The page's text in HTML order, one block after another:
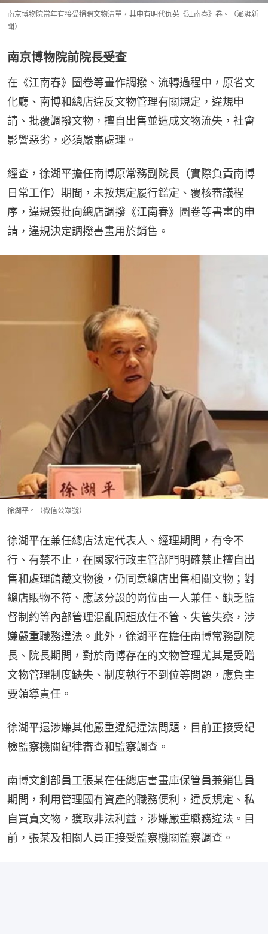
南京博物院當年有接受捐贈文物清單，其中有明代仇英《江南春》卷。（澎湃新
聞）
南京博物院前院長受查
在《江南春》圖卷等畫作調撥、流轉過程中，原省文
化廳、南博和總店違反文物管理有關規定，違規申
請、批覆調撥文物，擅自出售並造成文物流失，社會
影響惡劣，必須嚴肅處理。
經查，徐湖平擔任南博原常務副院長（實際負責南博
日常工作）期間，未按規定履行鑑定、覆核審議程
序，違規簽批向總店調撥《江南春》圖卷等書畫的申
請，違規決定調撥書畫用於銷售。
徐湖平。（微信公眾號）
徐湖平在兼任總店法定代表人、經理期間，有令不
行、有禁不止，在國家行政主管部門明確禁止擅自出
售和處理館藏文物後，仍同意總店出售相關文物；對
總店賬物不符、應該分設的崗位由一人兼任、缺乏監
督制約等內部管理混亂問題放任不管、失管失察，涉
嫌嚴重職務違法。此外，徐湖平在擔任南博常務副院
長、院長期間，對於南博存在的文物管理尤其是受贈
文物管理制度缺失、制度執行不到位等問題，應負主
要領導責任。
徐湖平還涉嫌其他嚴重違紀違法問題，目前正接受紀
檢監察機關紀律審查和監察調查。
南博文創部員工張某在任總店書畫庫保管員兼銷售員
期間，利用管理國有資產的職務便利，違反規定、私
自買賣文物，獲取非法利益，涉嫌嚴重職務違法。目
前，張某及相關人員正接受監察機關監察調查。